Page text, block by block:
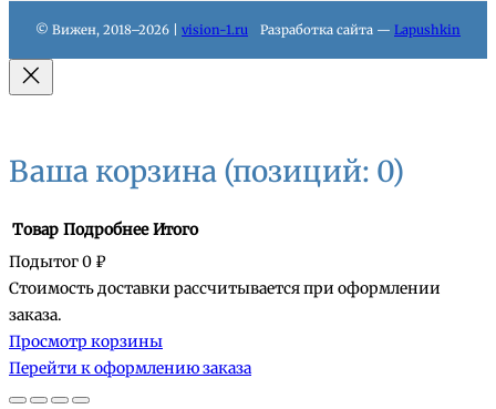
© Вижен, 2018–2026 | vision-1.ru Разработка сайта — Lapushkin
Ваша корзина (позиций: 0)
Товары
в
корзине
Товар Подробнее Итого
Подытог0 ₽
Стоимость доставки рассчитывается при оформлении
заказа.
Просмотр корзины
Перейти к оформлению заказа